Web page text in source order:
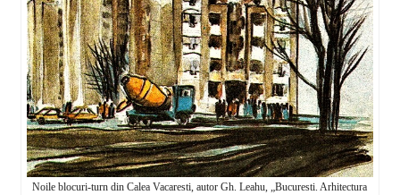
Noile blocuri-turn din Calea Vacaresti, autor Gh. Leahu, „Bucuresti. Arhitectura